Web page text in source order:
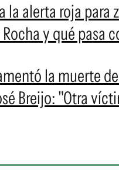
alerta roja para
y qué pasa
la muerte
Breijo: "Otra